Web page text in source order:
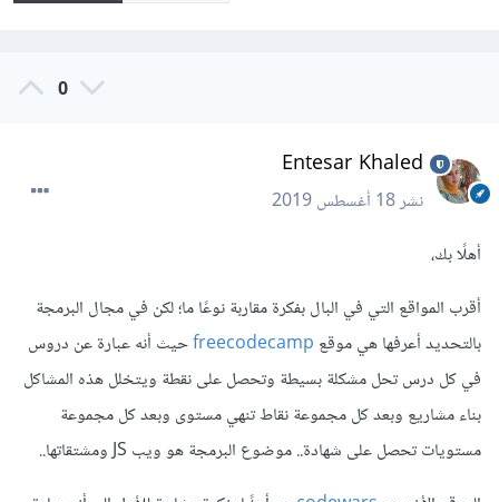
0
Entesar Khaled
نشر18 أغسطس 2019
أهلًا بك،
أقرب المواقع التي في البال بفكرة مقاربة نوعًا ما؛ لكن في مجال البرمجة
بالتحديد أعرفها هي موقع freecodecampحيث أنه عبارة عن دروس
في كل درس تحل مشكلة بسيطة وتحصل على نقطة ويتخلل هذه المشاكل
بناء مشاريع وبعد كل مجموعة نقاط تنهي مستوى وبعد كل مجموعة
مستويات تحصل على شهادة.. موضوع البرمجة هو ويب JS ومشتقاتها..